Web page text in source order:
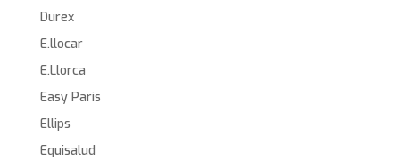
Durex
E.llocar
E.Llorca
Easy Paris
Ellips
Equisalud